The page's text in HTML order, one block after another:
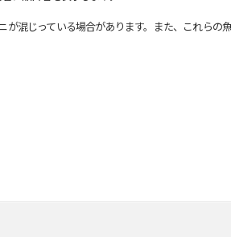
じっている場合があります。また、これらの